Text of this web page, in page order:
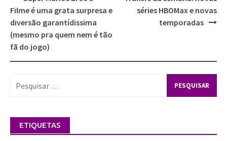
Post
navigation
Filme é uma grata surpresa e
diversão garantídissima
(mesmo pra quem nem é tão
fã do jogo)
séries HBOMax e novas
temporadas
ETIQUETAS